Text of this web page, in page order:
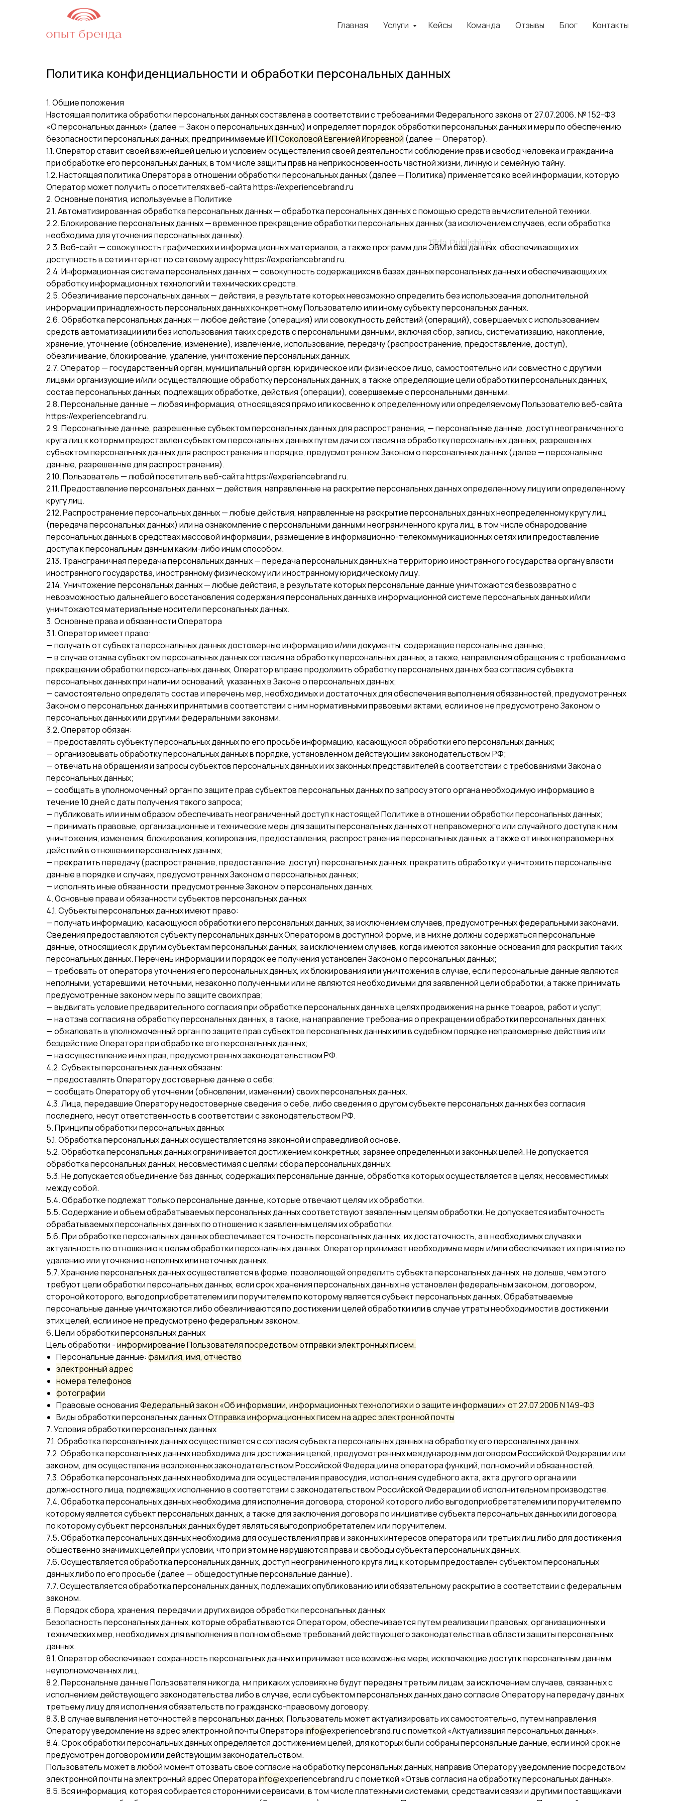
Главная Услуги Кейсы Команда Отзывы Блог Контакты
Tilda Publishing
1. Общие положения
Настоящая политика обработки персональных данных составлена в соответствии с требованиями Федерального закона от 27.07.2006. № 152-ФЗ
«О персональных данных» (далее — Закон о персональных данных) и определяет порядок обработки персональных данных и меры по обеспечению
безопасности персональных данных, предпринимаемыеИП Соколовой Евгенией Игоревной (далее — Оператор).
1.1. Оператор ставит своей важнейшей целью и условием осуществления своей деятельности соблюдение прав и свобод человека и гражданина
при обработке его персональных данных, в том числе защиты прав на неприкосновенность частной жизни, личную и семейную тайну.
1.2. Настоящая политика Оператора в отношении обработки персональных данных (далее — Политика) применяется ко всей информации, которую
Оператор может получить о посетителях веб-сайта https://experiencebrand.ru
2. Основные понятия, используемые в Политике
2.1. Автоматизированная обработка персональных данных — обработка персональных данных с помощью средств вычислительной техники.
2.2. Блокирование персональных данных — временное прекращение обработки персональных данных (за исключением случаев, если обработка
необходима для уточнения персональных данных).
2.3. Веб-сайт — совокупность графических и информационных материалов, а также программ для ЭВМ и баз данных, обеспечивающих их
доступность в сети интернет по сетевому адресу https://experiencebrand.ru.
2.4. Информационная система персональных данных — совокупность содержащихся в базах данных персональных данных и обеспечивающих их
обработку информационных технологий и технических средств.
2.5. Обезличивание персональных данных — действия, в результате которых невозможно определить без использования дополнительной
информации принадлежность персональных данных конкретному Пользователю или иному субъекту персональных данных.
2.6. Обработка персональных данных — любое действие (операция) или совокупность действий (операций), совершаемых с использованием
средств автоматизации или без использования таких средств с персональными данными, включая сбор, запись, систематизацию, накопление,
хранение, уточнение (обновление, изменение), извлечение, использование, передачу (распространение, предоставление, доступ),
обезличивание, блокирование, удаление, уничтожение персональных данных.
2.7. Оператор — государственный орган, муниципальный орган, юридическое или физическое лицо, самостоятельно или совместно с другими
лицами организующие и/или осуществляющие обработку персональных данных, а также определяющие цели обработки персональных данных,
состав персональных данных, подлежащих обработке, действия (операции), совершаемые с персональными данными.
2.8. Персональные данные — любая информация, относящаяся прямо или косвенно к определенному или определяемому Пользователю веб-сайта
https://experiencebrand.ru.
2.9. Персональные данные, разрешенные субъектом персональных данных для распространения, — персональные данные, доступ неограниченного
круга лиц к которым предоставлен субъектом персональных данных путем дачи согласия на обработку персональных данных, разрешенных
субъектом персональных данных для распространения в порядке, предусмотренном Законом о персональных данных (далее — персональные
данные, разрешенные для распространения).
2.10. Пользователь — любой посетитель веб-сайта https://experiencebrand.ru.
2.11. Предоставление персональных данных — действия, направленные на раскрытие персональных данных определенному лицу или определенному
кругу лиц.
2.12. Распространение персональных данных — любые действия, направленные на раскрытие персональных данных неопределенному кругу лиц
(передача персональных данных) или на ознакомление с персональными данными неограниченного круга лиц, в том числе обнародование
персональных данных в средствах массовой информации, размещение в информационно-телекоммуникационных сетях или предоставление
доступа к персональным данным каким-либо иным способом.
2.13. Трансграничная передача персональных данных — передача персональных данных на территорию иностранного государства органу власти
иностранного государства, иностранному физическому или иностранному юридическому лицу.
2.14. Уничтожение персональных данных — любые действия, в результате которых персональные данные уничтожаются безвозвратно с
невозможностью дальнейшего восстановления содержания персональных данных в информационной системе персональных данных и/или
уничтожаются материальные носители персональных данных.
3. Основные права и обязанности Оператора
3.1. Оператор имеет право:
— получать от субъекта персональных данных достоверные информацию и/или документы, содержащие персональные данные;
— в случае отзыва субъектом персональных данных согласия на обработку персональных данных, а также, направления обращения с требованием о
прекращении обработки персональных данных, Оператор вправе продолжить обработку персональных данных без согласия субъекта
персональных данных при наличии оснований, указанных в Законе о персональных данных;
— самостоятельно определять состав и перечень мер, необходимых и достаточных для обеспечения выполнения обязанностей, предусмотренных
Законом о персональных данных и принятыми в соответствии с ним нормативными правовыми актами, если иное не предусмотрено Законом о
персональных данных или другими федеральными законами.
3.2. Оператор обязан:
— предоставлять субъекту персональных данных по его просьбе информацию, касающуюся обработки его персональных данных;
— организовывать обработку персональных данных в порядке, установленном действующим законодательством РФ;
— отвечать на обращения и запросы субъектов персональных данных и их законных представителей в соответствии с требованиями Закона о
персональных данных;
— сообщать в уполномоченный орган по защите прав субъектов персональных данных по запросу этого органа необходимую информацию в
течение 10 дней с даты получения такого запроса;
— публиковать или иным образом обеспечивать неограниченный доступ к настоящей Политике в отношении обработки персональных данных;
— принимать правовые, организационные и технические меры для защиты персональных данных от неправомерного или случайного доступа к ним,
уничтожения, изменения, блокирования, копирования, предоставления, распространения персональных данных, а также от иных неправомерных
действий в отношении персональных данных;
— прекратить передачу (распространение, предоставление, доступ) персональных данных, прекратить обработку и уничтожить персональные
данные в порядке и случаях, предусмотренных Законом о персональных данных;
— исполнять иные обязанности, предусмотренные Законом о персональных данных.
4. Основные права и обязанности субъектов персональных данных
4.1. Субъекты персональных данных имеют право:
— получать информацию, касающуюся обработки его персональных данных, за исключением случаев, предусмотренных федеральными законами.
Сведения предоставляются субъекту персональных данных Оператором в доступной форме, и в них не должны содержаться персональные
данные, относящиеся к другим субъектам персональных данных, за исключением случаев, когда имеются законные основания для раскрытия таких
персональных данных. Перечень информации и порядок ее получения установлен Законом о персональных данных;
— требовать от оператора уточнения его персональных данных, их блокирования или уничтожения в случае, если персональные данные являются
неполными, устаревшими, неточными, незаконно полученными или не являются необходимыми для заявленной цели обработки, а также принимать
предусмотренные законом меры по защите своих прав;
— выдвигать условие предварительного согласия при обработке персональных данных в целях продвижения на рынке товаров, работ и услуг;
— на отзыв согласия на обработку персональных данных, а также, на направление требования о прекращении обработки персональных данных;
— обжаловать в уполномоченный орган по защите прав субъектов персональных данных или в судебном порядке неправомерные действия или
бездействие Оператора при обработке его персональных данных;
— на осуществление иных прав, предусмотренных законодательством РФ.
4.2. Субъекты персональных данных обязаны:
— предоставлять Оператору достоверные данные о себе;
— сообщать Оператору об уточнении (обновлении, изменении) своих персональных данных.
4.3. Лица, передавшие Оператору недостоверные сведения о себе, либо сведения о другом субъекте персональных данных без согласия
последнего, несут ответственность в соответствии с законодательством РФ.
5. Принципы обработки персональных данных
5.1. Обработка персональных данных осуществляется на законной и справедливой основе.
5.2. Обработка персональных данных ограничивается достижением конкретных, заранее определенных и законных целей. Не допускается
обработка персональных данных, несовместимая с целями сбора персональных данных.
5.3. Не допускается объединение баз данных, содержащих персональные данные, обработка которых осуществляется в целях, несовместимых
между собой.
5.4. Обработке подлежат только персональные данные, которые отвечают целям их обработки.
5.5. Содержание и объем обрабатываемых персональных данных соответствуют заявленным целям обработки. Не допускается избыточность
обрабатываемых персональных данных по отношению к заявленным целям их обработки.
5.6. При обработке персональных данных обеспечивается точность персональных данных, их достаточность, а в необходимых случаях и
актуальность по отношению к целям обработки персональных данных. Оператор принимает необходимые меры и/или обеспечивает их принятие по
удалению или уточнению неполных или неточных данных.
5.7. Хранение персональных данных осуществляется в форме, позволяющей определить субъекта персональных данных, не дольше, чем этого
требуют цели обработки персональных данных, если срок хранения персональных данных не установлен федеральным законом, договором,
стороной которого, выгодоприобретателем или поручителем по которому является субъект персональных данных. Обрабатываемые
персональные данные уничтожаются либо обезличиваются по достижении целей обработки или в случае утраты необходимости в достижении
этих целей, если иное не предусмотрено федеральным законом.
6. Цели обработки персональных данных
Цель обработки -информирование Пользователя посредством отправки электронных писем.
Персональные данные: фамилия, имя, отчество
электронный адрес
номера телефонов
фотографии
Правовые основанияФедеральный закон «Об информации, информационных технологиях и о защите информации» от 27.07.2006 N 149-ФЗ
Виды обработки персональных данныхОтправка информационных писем на адрес электронной почты
7. Условия обработки персональных данных
7.1. Обработка персональных данных осуществляется с согласия субъекта персональных данных на обработку его персональных данных.
7.2. Обработка персональных данных необходима для достижения целей, предусмотренных международным договором Российской Федерации или
законом, для осуществления возложенных законодательством Российской Федерации на оператора функций, полномочий и обязанностей.
7.3. Обработка персональных данных необходима для осуществления правосудия, исполнения судебного акта, акта другого органа или
должностного лица, подлежащих исполнению в соответствии с законодательством Российской Федерации об исполнительном производстве.
7.4. Обработка персональных данных необходима для исполнения договора, стороной которого либо выгодоприобретателем или поручителем по
которому является субъект персональных данных, а также для заключения договора по инициативе субъекта персональных данных или договора,
по которому субъект персональных данных будет являться выгодоприобретателем или поручителем.
7.5. Обработка персональных данных необходима для осуществления прав и законных интересов оператора или третьих лиц либо для достижения
общественно значимых целей при условии, что при этом не нарушаются права и свободы субъекта персональных данных.
7.6. Осуществляется обработка персональных данных, доступ неограниченного круга лиц к которым предоставлен субъектом персональных
данных либо по его просьбе (далее — общедоступные персональные данные).
7.7. Осуществляется обработка персональных данных, подлежащих опубликованию или обязательному раскрытию в соответствии с федеральным
законом.
8. Порядок сбора, хранения, передачи и других видов обработки персональных данных
Безопасность персональных данных, которые обрабатываются Оператором, обеспечивается путем реализации правовых, организационных и
технических мер, необходимых для выполнения в полном объеме требований действующего законодательства в области защиты персональных
данных.
8.1. Оператор обеспечивает сохранность персональных данных и принимает все возможные меры, исключающие доступ к персональным данным
неуполномоченных лиц.
8.2. Персональные данные Пользователя никогда, ни при каких условиях не будут переданы третьим лицам, за исключением случаев, связанных с
исполнением действующего законодательства либо в случае, если субъектом персональных данных дано согласие Оператору на передачу данных
третьему лицу для исполнения обязательств по гражданско-правовому договору.
8.3. В случае выявления неточностей в персональных данных, Пользователь может актуализировать их самостоятельно, путем направления
Оператору уведомление на адрес электронной почты Оператораinfo@experiencebrand.ru с пометкой «Актуализация персональных данных».
8.4. Срок обработки персональных данных определяется достижением целей, для которых были собраны персональные данные, если иной срок не
предусмотрен договором или действующим законодательством.
Пользователь может в любой момент отозвать свое согласие на обработку персональных данных, направив Оператору уведомление посредством
электронной почты на электронный адрес Оператораinfo@experiencebrand.ru с пометкой «Отзыв согласия на обработку персональных данных».
8.5. Вся информация, которая собирается сторонними сервисами, в том числе платежными системами, средствами связи и другими поставщиками
Политика конфиденциальности и обработки персональных данных